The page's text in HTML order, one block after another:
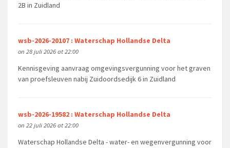
2B in Zuidland
wsb-2026-20107 : Waterschap Hollandse Delta
on 28 juli 2026 at 22:00
Kennisgeving aanvraag omgevingsvergunning voor het graven
van proefsleuven nabij Zuidoordsedijk 6 in Zuidland
wsb-2026-19582 : Waterschap Hollandse Delta
on 22 juli 2026 at 22:00
Waterschap Hollandse Delta - water- en wegenvergunning voor